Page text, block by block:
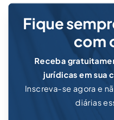
Fique
com
Receba
jurídicas em sua
Inscreva-se agora e
diárias